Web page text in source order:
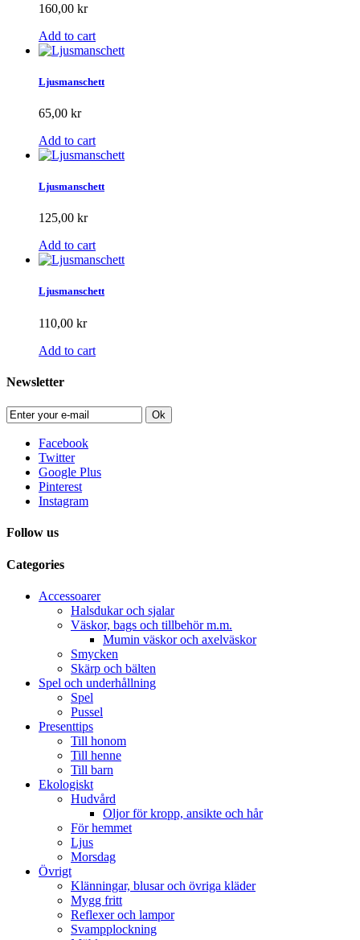
160,00 kr
Add to cart
Ljusmanschett
65,00 kr
Add to cart
Ljusmanschett
125,00 kr
Add to cart
Ljusmanschett
110,00 kr
Add to cart
Newsletter
Ok
Facebook
Twitter
Google Plus
Pinterest
Instagram
Follow us
Categories
Accessoarer
Halsdukar och sjalar
Väskor, bags och tillbehör m.m.
Mumin väskor och axelväskor
Smycken
Skärp och bälten
Spel och underhållning
Spel
Pussel
Presenttips
Till honom
Till henne
Till barn
Ekologiskt
Hudvård
Oljor för kropp, ansikte och hår
För hemmet
Ljus
Morsdag
Övrigt
Klänningar, blusar och övriga kläder
Mygg fritt
Reflexer och lampor
Svampplockning